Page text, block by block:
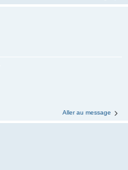
Aller au message